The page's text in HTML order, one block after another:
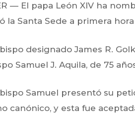
— El papa León XIV ha
la Santa Sede a primera
designado James R.
Samuel J. Aquila, de 75
Samuel presentó su
canónico, y esta fue